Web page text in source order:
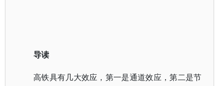
导读
高铁具有几大效应，第一是通道效应，第二是节